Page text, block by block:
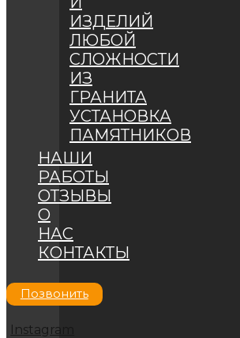
ИЗДЕЛИЙ
ЛЮБОЙ
СЛОЖНОСТИ
ИЗ
ГРАНИТА
УСТАНОВКА
ПАМЯТНИКОВ
НАШИ
РАБОТЫ
ОТЗЫВЫ
О
НАС
КОНТАКТЫ
Позвонить
Instagram